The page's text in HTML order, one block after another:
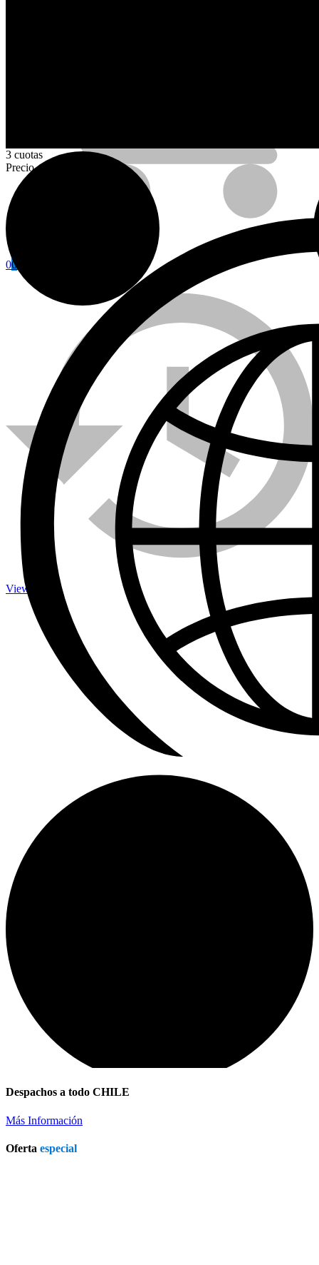
Contacto
Calefactores con Termostato
Calefactores a Propano
Refrigerador a Gas Licuado
00
Viewed
3 cuotas
Precio contado
Despachos a todo CHILE
Más Información
Oferta especial